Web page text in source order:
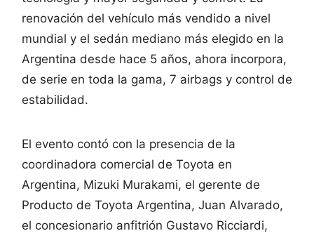
renovación del vehículo más vendido a nivel
mundial y el sedán mediano más elegido en la
Argentina desde hace 5 años, ahora incorpora,
de serie en toda la gama, 7 airbags y control de
estabilidad.
El evento contó con la presencia de la
coordinadora comercial de Toyota en
Argentina, Mizuki Murakami, el gerente de
Producto de Toyota Argentina, Juan Alvarado,
el concesionario anfitrión Gustavo Ricciardi,